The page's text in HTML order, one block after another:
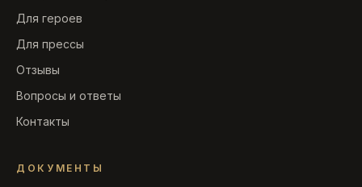
Для героев
Для прессы
Отзывы
Вопросы и ответы
Контакты
ДОКУМЕНТЫ